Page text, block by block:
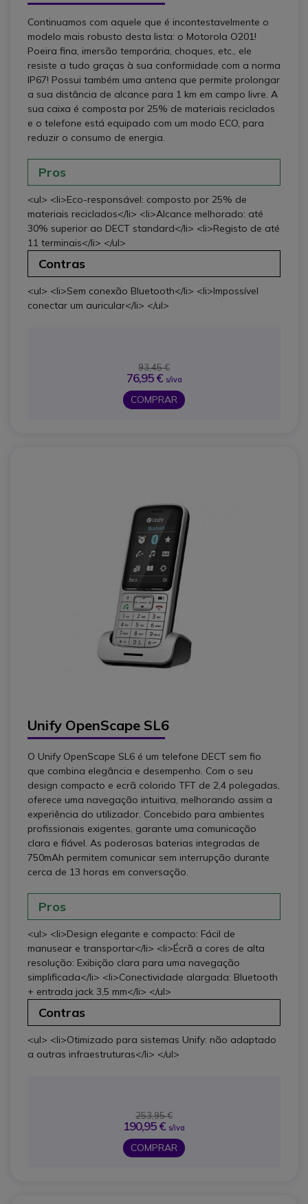
Continuamos com aquele que é incontestavelmente o
modelo mais robusto desta lista: o Motorola O201!
Poeira fina, imersão temporária, choques, etc., ele
resiste a tudo graças à sua conformidade com a norma
IP67! Possui também uma antena que permite prolongar
a sua distância de alcance para 1 km em campo livre. A
sua caixa é composta por 25% de materiais reciclados
e o telefone está equipado com um modo ECO, para
reduzir o consumo de energia.
Pros
<ul> <li>Eco-responsável: composto por 25% de
materiais reciclados</li> <li>Alcance melhorado: até
30% superior ao DECT standard</li> <li>Registo de até
11 terminais</li> </ul>
Contras
<ul> <li>Sem conexão Bluetooth</li> <li>Impossível
conectar um auricular</li> </ul>
93,45 €
76,95 € s/iva
COMPRAR
Unify OpenScape SL6
O Unify OpenScape SL6 é um telefone DECT sem fio
que combina elegância e desempenho. Com o seu
design compacto e ecrã colorido TFT de 2,4 polegadas,
oferece uma navegação intuitiva, melhorando assim a
experiência do utilizador. Concebido para ambientes
profissionais exigentes, garante uma comunicação
clara e fiável. As poderosas baterias integradas de
750mAh permitem comunicar sem interrupção durante
cerca de 13 horas em conversação.
Pros
<ul> <li>Design elegante e compacto: Fácil de
manusear e transportar</li> <li>Écrã a cores de alta
resolução: Exibição clara para uma navegação
simplificada</li> <li>Conectividade alargada: Bluetooth
+ entrada jack 3,5 mm</li> </ul>
Contras
<ul> <li>Otimizado para sistemas Unify: não adaptado
a outras infraestruturas</li> </ul>
253,95 €
190,95 € s/iva
COMPRAR